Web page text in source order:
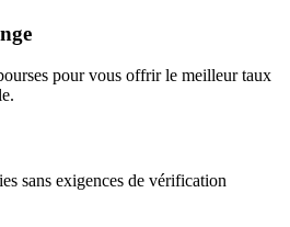
pour vous offrir le meilleur taux
sans exigences de vérification